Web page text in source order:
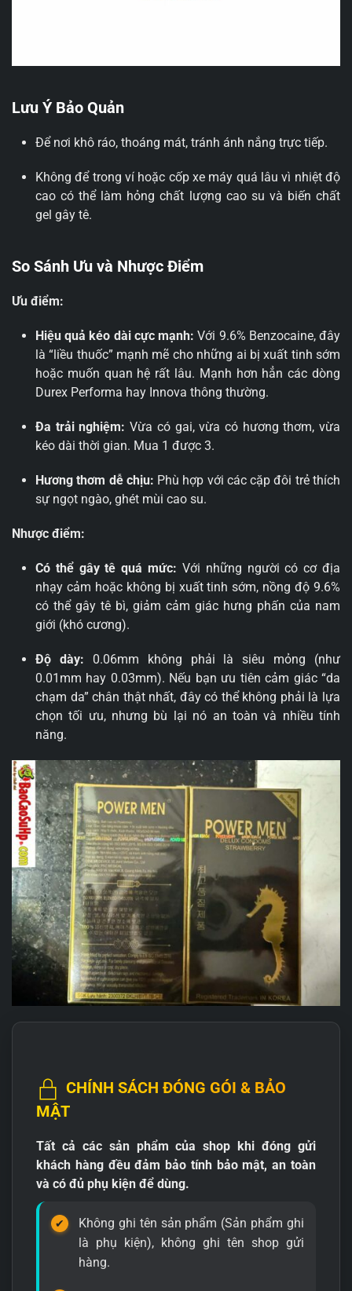
Lưu Ý Bảo Quản
Để nơi khô ráo, thoáng mát, tránh ánh nắng trực tiếp.
Không để trong ví hoặc cốp xe máy quá lâu vì nhiệt độ
cao có thể làm hỏng chất lượng cao su và biến chất
gel gây tê.
So Sánh Ưu và Nhược Điểm
Ưu điểm:
Hiệu quả kéo dài cực mạnh: Với 9.6% Benzocaine, đây
là “liều thuốc” mạnh mẽ cho những ai bị xuất tinh sớm
hoặc muốn quan hệ rất lâu. Mạnh hơn hẳn các dòng
Durex Performa hay Innova thông thường.
Đa trải nghiệm: Vừa có gai, vừa có hương thơm, vừa
kéo dài thời gian. Mua 1 được 3.
Hương thơm dễ chịu: Phù hợp với các cặp đôi trẻ thích
sự ngọt ngào, ghét mùi cao su.
Nhược điểm:
Có thể gây tê quá mức: Với những người có cơ địa
nhạy cảm hoặc không bị xuất tinh sớm, nồng độ 9.6%
có thể gây tê bì, giảm cảm giác hưng phấn của nam
giới (khó cương).
Độ dày: 0.06mm không phải là siêu mỏng (như
0.01mm hay 0.03mm). Nếu bạn ưu tiên cảm giác “da
chạm da” chân thật nhất, đây có thể không phải là lựa
chọn tối ưu, nhưng bù lại nó an toàn và nhiều tính
năng.
CHÍNH SÁCH ĐÓNG GÓI & BẢO
MẬT
Tất cả các sản phẩm của shop khi đóng gửi
khách hàng đều đảm bảo tính bảo mật, an toàn
và có đủ phụ kiện để dùng.
Không ghi tên sản phẩm (Sản phẩm ghi
là phụ kiện), không ghi tên shop gửi
hàng.